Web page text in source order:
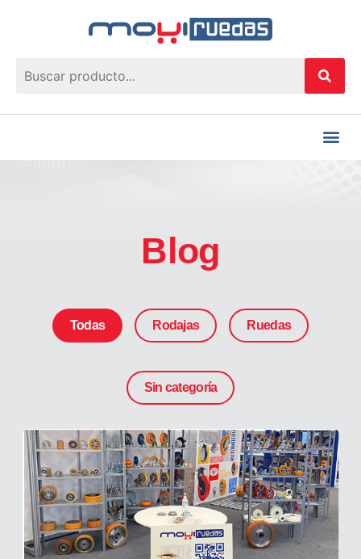
Blog
Todas Rodajas Ruedas
Sin categoría